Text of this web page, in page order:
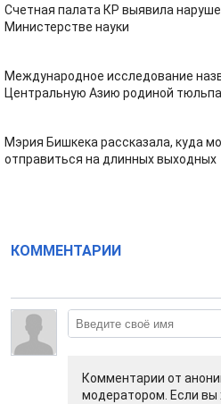
Счетная палата КР выявила
Министерстве науки
Международное исследование
Центральную Азию родиной
Мэрия Бишкека рассказала, куда
отправиться на длинных выходных
КОММЕНТАРИИ
Комментарии от
модератором. Если вы